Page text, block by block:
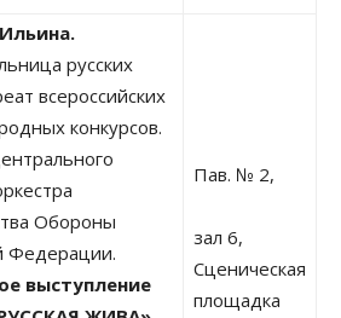
русских
всероссийских
конкурсов.
Обороны
Федерации.
выступление
Пав. № 2,
зал 6,
Сценическая
площадка